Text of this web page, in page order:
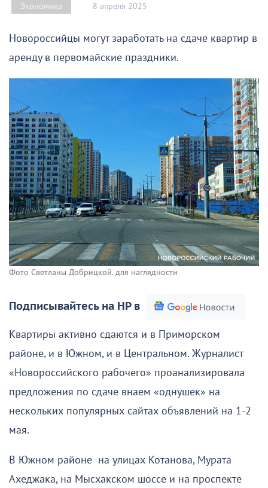
Экономика 8 апреля 2025
Новороссийцы могут заработать на сдаче квартир в
аренду в первомайские праздники.
Фото Светланы Добрицкой. для наглядности
Подписывайтесь на НР в
Квартиры активно сдаются и в Приморском
районе, и в Южном, и в Центральном. Журналист
«Новороссийского рабочего» проанализировала
предложения по сдаче внаем «однушек» на
нескольких популярных сайтах объявлений на 1-2
мая.
В Южном районе на улицах Котанова, Мурата
Ахеджака, на Мысхакском шоссе и на проспекте